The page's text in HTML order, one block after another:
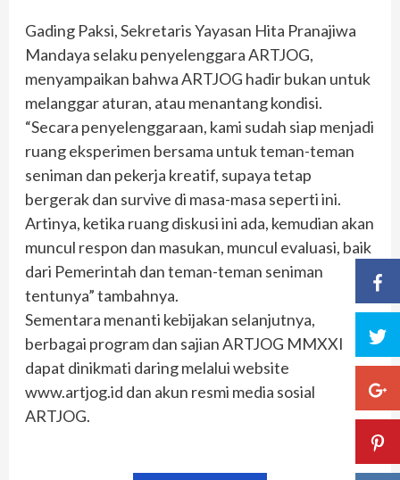
Gading Paksi, Sekretaris Yayasan Hita Pranajiwa
Mandaya selaku penyelenggara ARTJOG,
menyampaikan bahwa ARTJOG hadir bukan untuk
melanggar aturan, atau menantang kondisi.
“Secara penyelenggaraan, kami sudah siap menjadi
ruang eksperimen bersama untuk teman-teman
seniman dan pekerja kreatif, supaya tetap
bergerak dan survive di masa-masa seperti ini.
Artinya, ketika ruang diskusi ini ada, kemudian akan
muncul respon dan masukan, muncul evaluasi, baik
dari Pemerintah dan teman-teman seniman
tentunya” tambahnya.
Sementara menanti kebijakan selanjutnya,
berbagai program dan sajian ARTJOG MMXXI
dapat dinikmati daring melalui website
www.artjog.id dan akun resmi media sosial
ARTJOG.